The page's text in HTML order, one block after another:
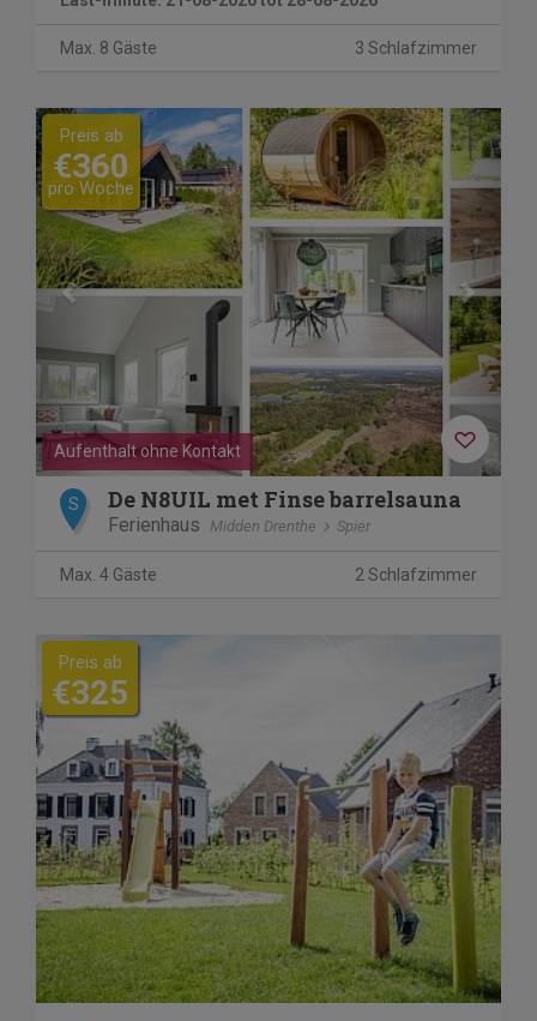
Max. 8 Gäste 3 Schlafzimmer
Previous Next
Aufenthalt ohne Kontakt
Preis ab
€360
pro Woche
S De N8UIL met Finse barrelsauna
Ferienhaus Midden Drenthe Spier
Max. 4 Gäste 2 Schlafzimmer
Preis ab
€325